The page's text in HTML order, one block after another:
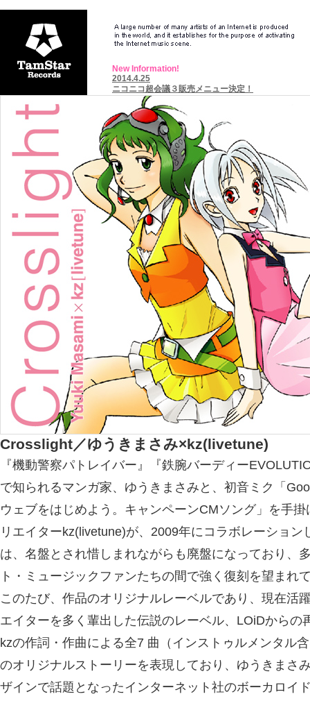
New Information!
2014.4.25
ニコニコ超会議３販売メニュー決定！
Crosslight／ゆうきまさみ×kz(livetune)
『機動警察パトレイバー』『鉄腕バーディー
で知られるマンガ家、ゆうきまさみと、初音ミク「
ウェブをはじめよう。キャンペーンCMソング」を手
リエイターkz(livetune)が、2009年にコラボレーション
は、名盤とされ惜しまれながらも廃盤になっており、
ト・ミュージックファンたちの間で強く復刻を望まれ
このたび、作品のオリジナルレーベルであり、現在活
エイターを多く輩出した伝説のレーベル、LOiDからの
kzの作詞・作曲による全7 曲（インストゥルメンタル
のオリジナルストーリーを表現しており、ゆうきまさ
ザインで話題となったインターネット社のボーカロイ